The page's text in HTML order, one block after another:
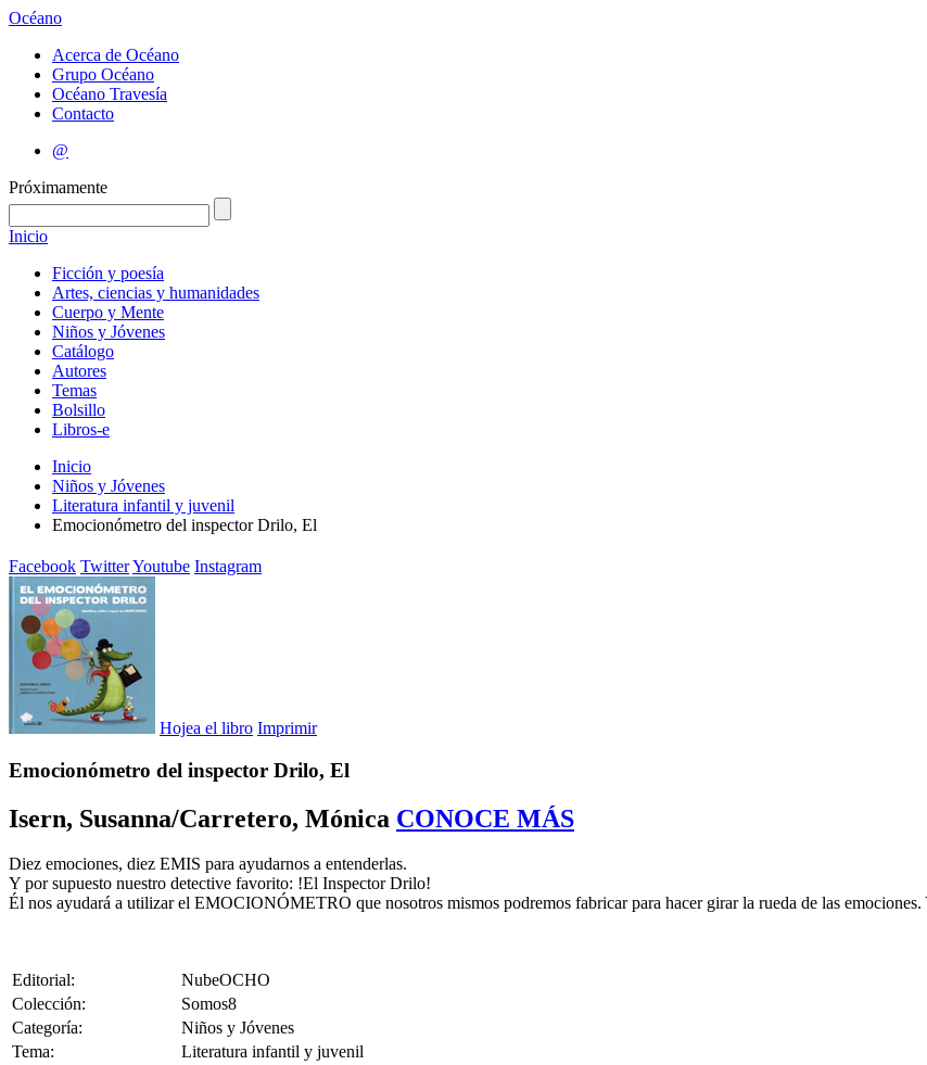
Océano
Acerca de Océano
Grupo Océano
Océano Travesía
Contacto
@
Próximamente
Inicio
Ficción y poesía
Artes, ciencias y humanidades
Cuerpo y Mente
Niños y Jóvenes
Catálogo
Autores
Temas
Bolsillo
Libros-e
Inicio
Niños y Jóvenes
Literatura infantil y juvenil
Emocionómetro del inspector Drilo, El
Facebook TwitterYoutube Instagram
Hojea el libro Imprimir
Emocionómetro del inspector Drilo, El
Isern, Susanna/Carretero, Mónica CONOCE MÁS
Diez emociones, diez EMIS para ayudarnos a entenderlas.
Y por supuesto nuestro detective favorito: !El Inspector Drilo!
Él nos ayudará a utilizar el EMOCIONÓMETRO que nosotros mismos podremos fabricar para hacer girar la rueda de las emociones.
Editorial:
NubeOCHO
Colección:
Somos8
Categoría:
Niños y Jóvenes
Tema:
Literatura infantil y juvenil